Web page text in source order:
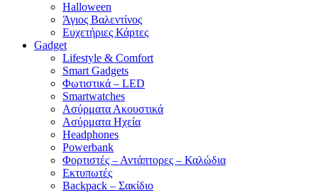
Halloween
Άγιος Βαλεντίνος
Ευχετήριες Κάρτες
Gadget
Lifestyle & Comfort
Smart Gadgets
Φωτιστικά – LED
Smartwatches
Ασύρματα Ακουστικά
Ασύρματα Ηχεία
Headphones
Powerbank
Φορτιστές – Αντάπτορες – Καλώδια
Εκτυπωτές
Backpack – Σακίδιο